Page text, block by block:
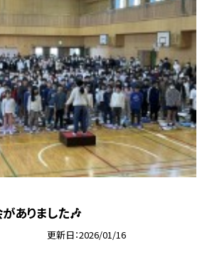
ありました🎶
更新日 2026/01/16